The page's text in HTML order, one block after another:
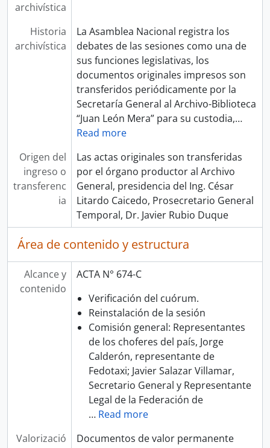
archivística
Historia
archivística
La Asamblea Nacional registra los
debates de las sesiones como una de
sus funciones legislativas, los
documentos originales impresos son
transferidos periódicamente por la
Secretaría General al Archivo-Biblioteca
“Juan León Mera” para su custodia,…
Read more
Origen del
ingreso o
transferenc
ia
Las actas originales son transferidas
por el órgano productor al Archivo
General, presidencia del Ing. César
Litardo Caicedo, Prosecretario General
Temporal, Dr. Javier Rubio Duque
Área de contenido y estructura
Alcance y
contenido
ACTA N° 674-C
Verificación del cuórum.
Reinstalación de la sesión
Comisión general: Representantes
de los choferes del país, Jorge
Calderón, representante de
Fedotaxi; Javier Salazar Villamar,
Secretario General y Representante
Legal de la Federación de
… Read more
Valorizació
Documentos de valor permanente